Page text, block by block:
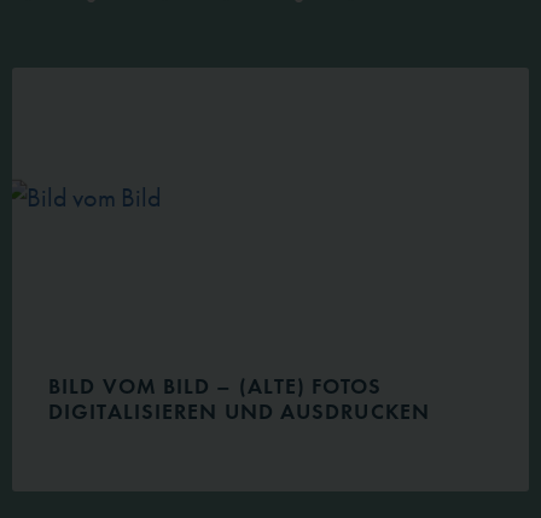
BILD VOM BILD – (ALTE) FOTOS
DIGITALISIEREN UND AUSDRUCKEN